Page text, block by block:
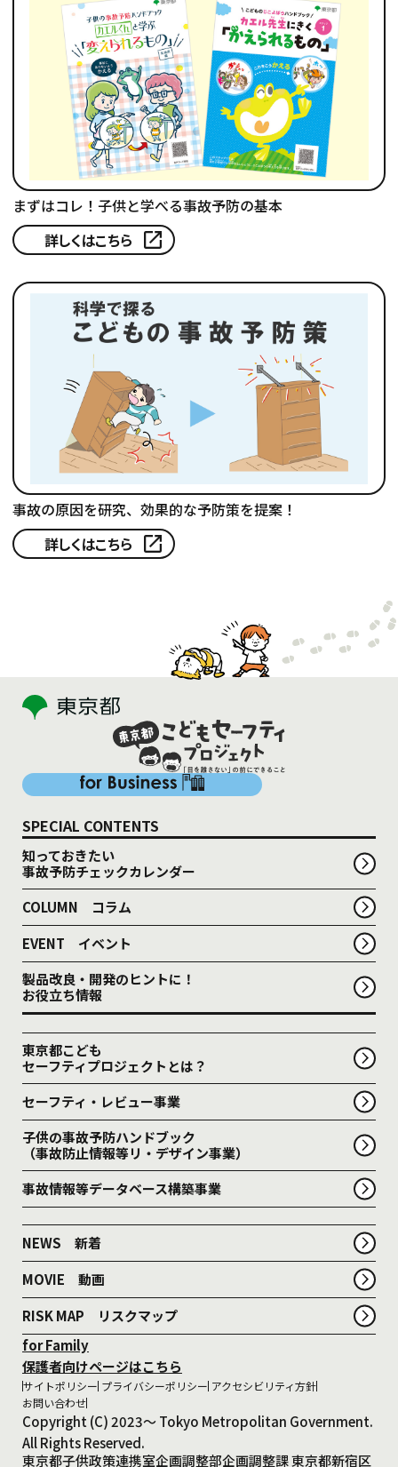
まずはコレ！子供と学べる事故予防の基本
詳しくはこちら
事故の原因を研究、効果的な予防策を提案！
詳しくはこちら
for Family
保護者向けページはこちら
SPECIAL CONTENTS
知っておきたい
事故予防チェックカレンダー
COLUMN コラム
EVENT イベント
製品改良・開発のヒントに！
お役立ち情報
東京都こども
セーフティプロジェクトとは？
セーフティ・レビュー事業
子供の事故予防ハンドブック
（事故防止情報等リ・デザイン事業）
事故情報等データベース構築事業
NEWS 新着
MOVIE 動画
RISK MAP リスクマップ
サイトポリシー プライバシーポリシー アクセシビリティ方針
お問い合わせ
Copyright (C) 2023～ Tokyo Metropolitan Government.
All Rights Reserved.
東京都子供政策連携室企画調整部企画調整課 東京都新宿区